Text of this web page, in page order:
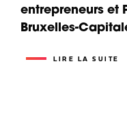
entrepreneurs et
Bruxelles-
LIRE LA SUITE